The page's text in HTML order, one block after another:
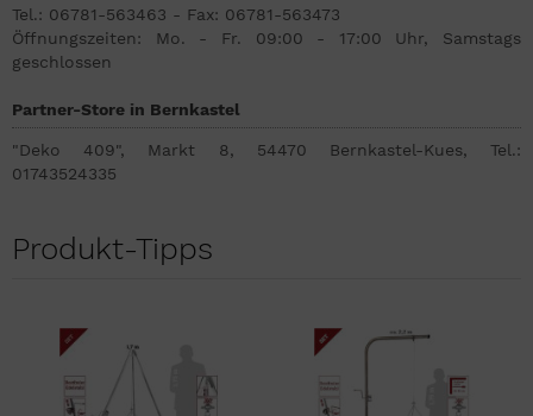
Tel.: 06781-563463 - Fax: 06781-563473
Öffnungszeiten: Mo. - Fr. 09:00 - 17:00 Uhr, Samstags
geschlossen
Partner-Store in Bernkastel
"Deko 409", Markt 8, 54470 Bernkastel-Kues, Tel.:
01743524335
Produkt-Tipps